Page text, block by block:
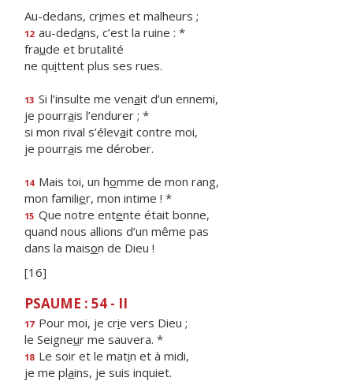
Au-dedans, crimes et malheurs ;
12 au-dedans, c’est la ruine : *
fraude et brutalité
ne quittent plus ses rues.
13 Si l’insulte me venait d’un ennemi,
je pourrais l’endurer ; *
si mon rival s’élevait contre moi,
je pourrais me dérober.
14 Mais toi, un homme de mon rang,
mon familier, mon intime ! *
15 Que notre entente était bonne,
quand nous allions d’un même pas
dans la maison de Dieu !
[16]
PSAUME : 54 - II
17 Pour moi, je crie vers Dieu ;
le Seigneur me sauvera. *
18 Le soir et le matin et à midi,
je me plains, je suis inquiet.